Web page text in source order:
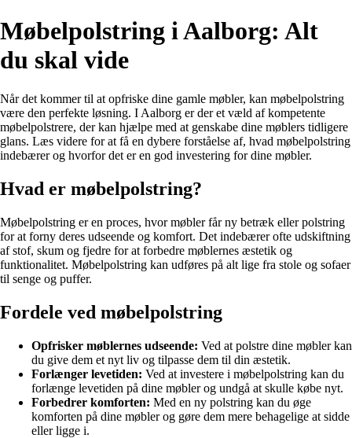
Møbelpolstring i Aalborg: Alt
du skal vide
Når det kommer til at opfriske dine gamle møbler, kan møbelpolstring
være den perfekte løsning. I Aalborg er der et væld af kompetente
møbelpolstrere, der kan hjælpe med at genskabe dine møblers tidligere
glans. Læs videre for at få en dybere forståelse af, hvad møbelpolstring
indebærer og hvorfor det er en god investering for dine møbler.
Hvad er møbelpolstring?
Møbelpolstring er en proces, hvor møbler får ny betræk eller polstring
for at forny deres udseende og komfort. Det indebærer ofte udskiftning
af stof, skum og fjedre for at forbedre møblernes æstetik og
funktionalitet. Møbelpolstring kan udføres på alt lige fra stole og sofaer
til senge og puffer.
Fordele ved møbelpolstring
Opfrisker møblernes udseende: Ved at polstre dine møbler kan
du give dem et nyt liv og tilpasse dem til din æstetik.
Forlænger levetiden: Ved at investere i møbelpolstring kan du
forlænge levetiden på dine møbler og undgå at skulle købe nyt.
Forbedrer komforten: Med en ny polstring kan du øge
komforten på dine møbler og gøre dem mere behagelige at sidde
eller ligge i.